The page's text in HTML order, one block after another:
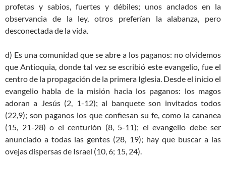
profetas y sabios, fuertes y débiles; unos anclados en la
observancia de la ley, otros preferían la alabanza, pero
desconectada de la vida.
d) Es una comunidad que se abre a los paganos: no olvidemos
que Antioquia, donde tal vez se escribió este evangelio, fue el
centro de la propagación de la primera Iglesia. Desde el inicio el
evangelio habla de la misión hacia los paganos: los magos
adoran a Jesús (2, 1-12); al banquete son invitados todos
(22,9); son paganos los que confiesan su fe, como la cananea
(15, 21-28) o el centurión (8, 5-11); el evangelio debe ser
anunciado a todas las gentes (28, 19); hay que buscar a las
ovejas dispersas de Israel (10, 6; 15, 24).